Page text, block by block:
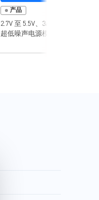
产品
2.7V 至 5.5V、3A、超小尺寸、
超低噪声电源模块